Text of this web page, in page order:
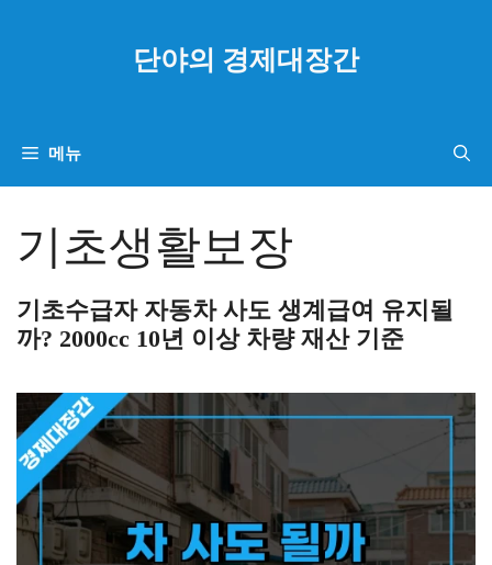
단야의 경제대장간
메뉴
기초생활보장
기초수급자 자동차 사도 생계급여 유지될
까? 2000cc 10년 이상 차량 재산 기준